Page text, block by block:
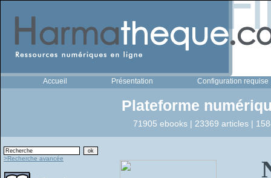
Accueil Présentation Configuration requise
Plateforme
71905 ebooks | 23369 articles |
>Recherche avancée